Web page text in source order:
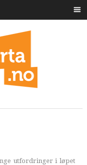
utfordringer i løpet